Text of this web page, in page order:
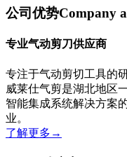
公司优势Company
专业气动剪刀供应商
专注于气动剪切工具的
威莱仕气剪是湖北地区
智能集成系统解决方案
业。
了解更多 →